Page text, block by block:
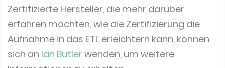
Zertifizierte Hersteller, die mehr darüber
erfahren möchten, wie die Zertifizierung die
Aufnahme in das ETL erleichtern kann, können
sich an Ian Butlerwenden, um weitere